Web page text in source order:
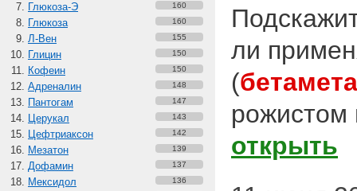
Глюкоза-Э 160
Глюкоза 160
Л-Вен 155
Глицин 150
Кофеин 150
Адреналин 148
Пантогам 147
Церукал 143
Цефтриаксон 142
Мезатон 139
Дофамин 137
Мексидол 136
ли
(
рожистом
открыть